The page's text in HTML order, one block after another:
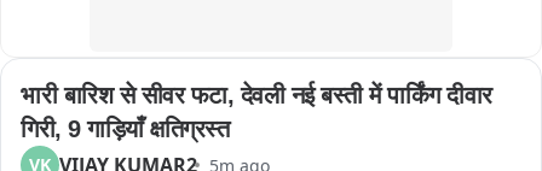
भारी बारिश से सीवर फटा, देवली नई बस्ती में पार्किंग दीवार
गिरी, 9 गाड़ियाँ क्षतिग्रस्त
VK VIJAY KUMAR2 5m ago